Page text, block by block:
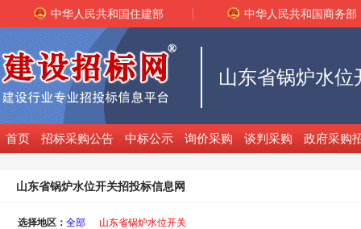
中华人民共和国住建部 中华人民共和国商务部
山东省锅炉水
首页 招标采购公告 中标公示 询价采购 谈判采购 政府采购
山东省锅炉水位开关招投标信息网
选择地区： 全部 山东省锅炉水位开关